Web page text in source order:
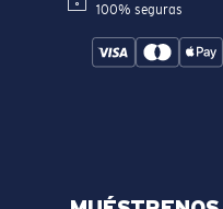
100% seguras